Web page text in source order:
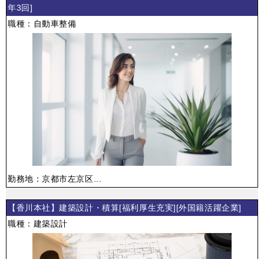
年3回]
職種：自動車整備
勤務地：京都市左京区...
【香川本社】建築設計・積算[福利厚生充実][外国籍活躍企業]
職種：建築設計